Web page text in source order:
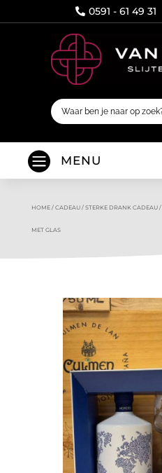
 0591 - 61 49 31
 MENU
HOME/ CADEAU/ STERKE DRANK CADEAU/
MET GLAS